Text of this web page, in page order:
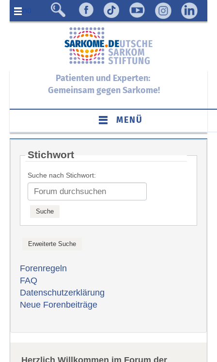
Menü
Patienten und Experten:
Gemeinsam gegen Sarkome!
MENÜ
Stichwort
Suche nach Stichwort:
Forenregeln
FAQ
Datenschutzerklärung
Neue Forenbeiträge
Herzlich Willkommen im Forum der